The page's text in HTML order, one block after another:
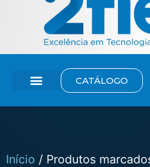
CATÁLOGO
Início / Produtos